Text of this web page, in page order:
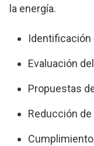
la energía.
Evaluación
Propuestas
Reducción